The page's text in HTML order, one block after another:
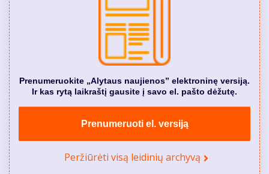
Prenumeruokite „Alytaus naujienos” elektroninę versiją.
Ir kas rytą laikraštį gausite į savo el. pašto dėžutę.
Prenumeruoti el. versiją
Peržiūrėti visą leidinių archyvą